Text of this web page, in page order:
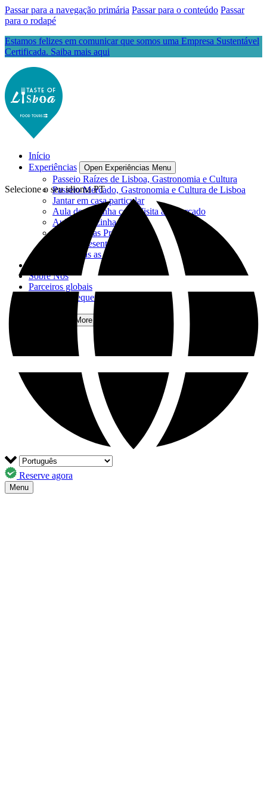
Passar para a navegação primária Passar para o conteúdo Passar
para o rodapé
Estamos felizes em comunicar que somos uma Empresa Sustentável
Certificada. Saiba mais aqui
Início
Experiências
Open Experiências Menu
Passeio Raízes de Lisboa, Gastronomia e Cultura
Passeio Mercado, Gastronomia e Cultura de Lisboa
Jantar em casa particular
Aula de Cozinha com Visita ao Mercado
Aula de Cozinha
Experiências Privadas
Cartão Presente
Veja todas as Experiências
Sobre Nós
Parceiros globais
Perguntas Frequentes
Open More Menu
Selecione o seu idioma PT
Reserve agora
Menu